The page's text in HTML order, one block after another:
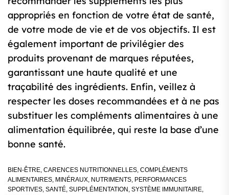
appropriés en fonction de votre état de santé,
de votre mode de vie et de vos objectifs. Il est
également important de privilégier des
produits provenant de marques réputées,
garantissant une haute qualité et une
traçabilité des ingrédients. Enfin, veillez à
respecter les doses recommandées et à ne pas
substituer les compléments alimentaires à une
alimentation équilibrée, qui reste la base d’une
bonne santé.
BIEN-ÊTRE, CARENCES NUTRITIONNELLES, COMPLÉMENTS
ALIMENTAIRES, MINÉRAUX, NUTRIMENTS, PERFORMANCES
SPORTIVES, SANTÉ, SUPPLÉMENTATION , SYSTÈME IMMUNITAIRE,